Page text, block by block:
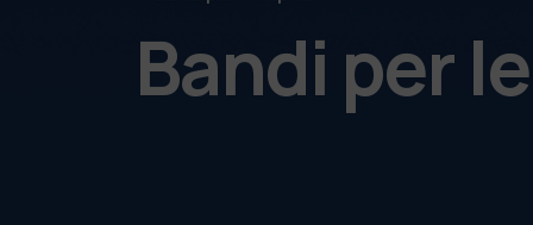
Bandi per